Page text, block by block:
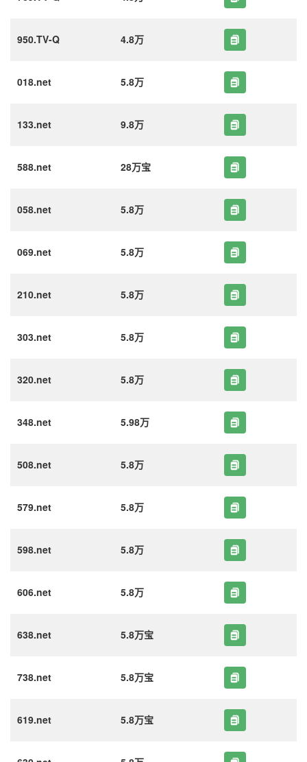
950.TV-Q 4.8万
018.net 5.8万
133.net 9.8万
588.net 28万宝
058.net 5.8万
069.net 5.8万
210.net 5.8万
303.net 5.8万
320.net 5.8万
348.net 5.98万
508.net 5.8万
579.net 5.8万
598.net 5.8万
606.net 5.8万
638.net 5.8万宝
738.net 5.8万宝
619.net 5.8万宝